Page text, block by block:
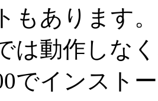
もあります
は動作しな
でインスト